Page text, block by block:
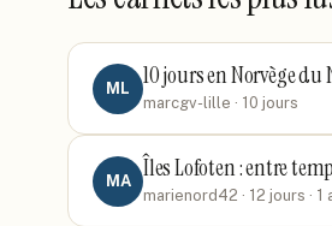
ML 10 jours en Norvège
marcgv-lille · 10 jours
MA Îles Lofoten : entre
marienord42 · 12 jours · 1